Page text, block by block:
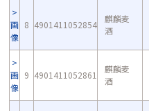
画
像
8 4901411052854
麒麟麦
酒
画
像
9 4901411052861
麒麟麦
酒